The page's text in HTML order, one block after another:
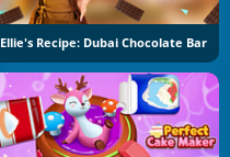
Ellie's Recipe: Dubai Chocolate Bar